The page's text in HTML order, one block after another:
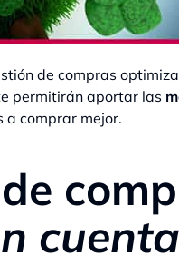
de compras
permitirán aportar las
a comprar mejor.